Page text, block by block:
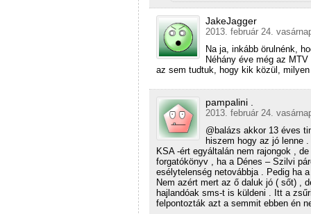
JakeJagger
2013. február 24.
Na ja, inkább örulnénk,
Néhány éve még az
az sem tudtuk, hogy kik közül,
pampalini .
2013. február 24.
@balázs akkor 13 éves
hiszem hogy az jó lenne
KSA -ért egyáltalán nem rajongok ,
forgatókönyv , ha a Dénes – Szilvi
esélytelenség netovábbja . Pedig ha
Nem azért mert az ő daluk jó ( sőt) ,
hajlandóak sms-t is küldeni . Itt a
felpontozták azt a semmit ebben én